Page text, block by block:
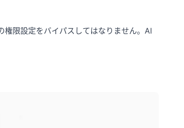
限設定をバイパスしてはなりません。AI